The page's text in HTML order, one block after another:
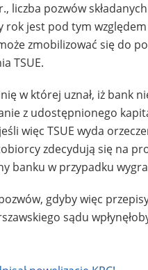
liczba pozwów
jest pod tym
zmobilizować się do
TSUE.
w której uznał, iż bank
z udostępnionego
więc TSUE wyda
zdecydują się na
banku w przypadku
gdyby więc
sądu